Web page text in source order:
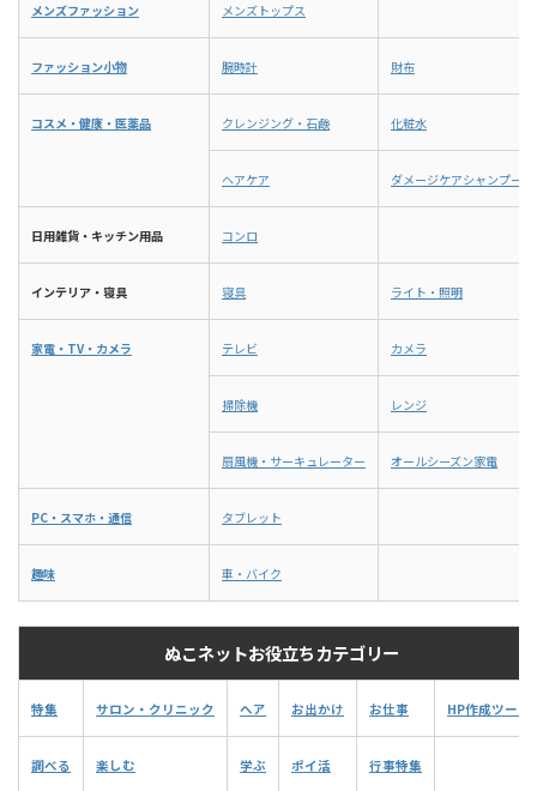
メンズファッション メンズトップス
ファッション小物 腕時計 財布
コスメ・健康・医薬品 クレンジング・石鹸 化粧水
ヘアケア ダメージケアシャンプー
日用雑貨・キッチン用品 コンロ
インテリア・寝具 寝具 ライト・照明
家電・TV・カメラ テレビ カメラ
掃除機 レンジ
扇風機・サーキュレーター オールシーズン家電
PC・スマホ・通信 タブレット
趣味 車・バイク
ぬこネットお役立ちカテゴリー
特集 サロン・クリニック ヘア お出かけ お仕事 HP作成ツール
調べる 楽しむ 学ぶ ポイ活 行事特集